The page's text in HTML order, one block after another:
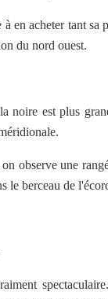
en acheter tant
du nord ouest.
noire est plus
observe une
le berceau de